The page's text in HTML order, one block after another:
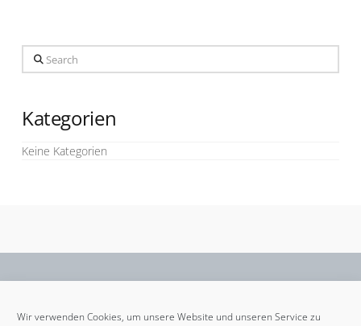
Wir verwenden Cookies, um unsere Website und unseren Service zu
Search
Kategorien
Keine Kategorien